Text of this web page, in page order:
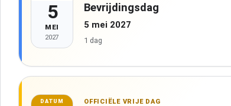
5
MEI
2027
Bevrijdingsdag
5 mei 2027
1 dag
DATUM OFFICIËLE VRIJE DAG